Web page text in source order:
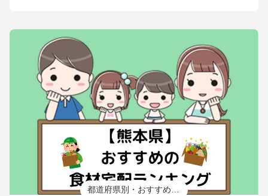
都道府県別・おすすめ食材宅配